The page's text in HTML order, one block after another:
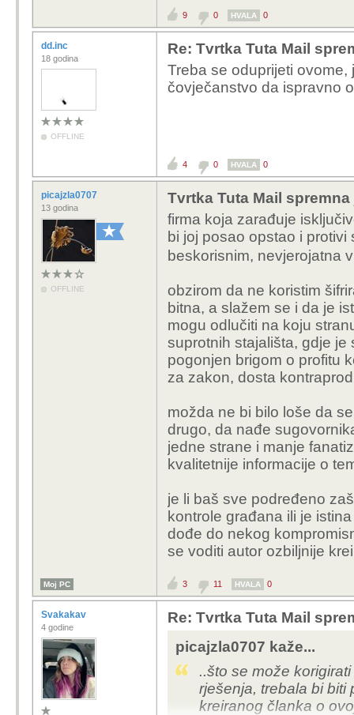
9 0 HVALA 0
dd.inc
18 godina
OFFLINE
Re: Tvrtka Tuta Mail
Treba se oduprijeti
čovječanstvo da ispravno
4 0 HVALA 0
picajzla0707
13 godina
OFFLINE
Tvrtka Tuta Mail
firma koja zarađuje
bi joj posao opstao i
beskorisnim, nevjerojatna
obzirom da ne koristim
bitna, a slažem se i da je
mogu odlučiti na koju
suprotnih stajališta, gdje je
pogonjen brigom o profitu
za zakon, dosta
možda ne bi bilo loše da
drugo, da nađe
jedne strane i manje
kvalitetnije informacije o
je li baš sve podređeno
kontrole građana ili je
dođe do nekog
se voditi autor ozbiljnije
Moj PC 3 11 HVALA 0
Svakakav
4 godine
Re: Tvrtka Tuta Mail
picajzla0707 kaže...
..što se može
rješenja, trebala bi biti
kreiranog članka o